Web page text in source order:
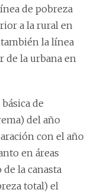
de pobreza
a la rural en
la línea
de la urbana en
de
del año
con el año
en áreas
la canasta
total) el